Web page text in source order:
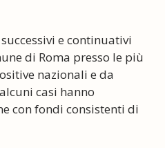
e continuativi
di Roma presso le più
nazionali e da
casi hanno
con fondi consistenti di